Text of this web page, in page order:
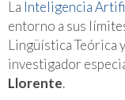
La Inteligencia
entorno a sus
Lingüística Teórica
investigador
Llorente.